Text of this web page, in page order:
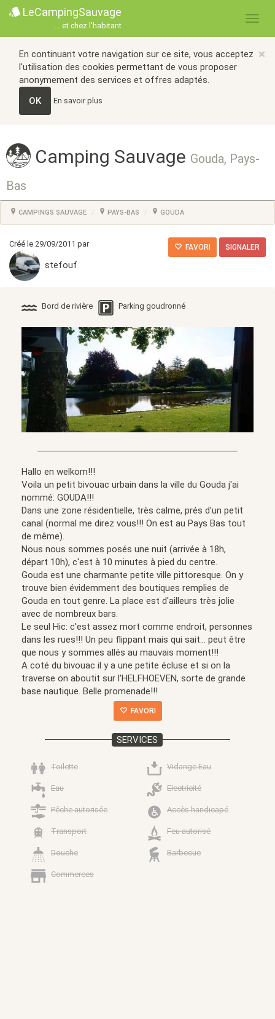
LeCampingSauvage
... et chez l'habitant
×
En continuant votre navigation sur ce site, vous acceptez
l'utilisation des cookies permettant de vous proposer
anonymement des services et offres adaptés.
OK
En savoir plus
Camping Sauvage Gouda, Pays-
Bas
CAMPINGS SAUVAGE PAYS-BAS GOUDA
Créé le 29/09/2011 par
stefouf
FAVORI SIGNALER
Bord de rivière Parking goudronné
Hallo en welkom!!!
Voila un petit bivouac urbain dans la ville du Gouda j'ai
nommé: GOUDA!!!
Dans une zone résidentielle, très calme, prés d'un petit
canal (normal me direz vous!!! On est au Pays Bas tout
de même).
Nous nous sommes posés une nuit (arrivée à 18h,
départ 10h), c'est à 10 minutes à pied du centre.
Gouda est une charmante petite ville pittoresque. On y
trouve bien évidemment des boutiques remplies de
Gouda en tout genre. La place est d'ailleurs très jolie
avec de nombreux bars.
Le seul Hic: c'est assez mort comme endroit, personnes
dans les rues!!! Un peu flippant mais qui sait... peut être
que nous y sommes allés au mauvais moment!!!
A coté du bivouac il y a une petite écluse et si on la
traverse on aboutit sur l'HELFHOEVEN, sorte de grande
base nautique. Belle promenade!!!
FAVORI
SERVICES
Toilette Vidange Eau
Eau Electricité
Pêche autorisée Accès handicapé
Transport Feu autorisé
Douche Barbecue
Commerces